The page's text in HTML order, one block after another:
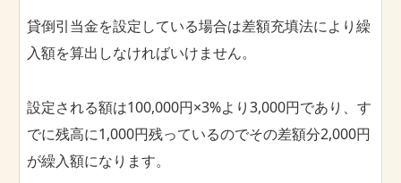
貸倒引当金を設定している場合は差額充填法により繰
入額を算出しなければいけません。
設定される額は100,000円×3%より3,000円であり、す
でに残高に1,000円残っているのでその差額分2,000円
が繰入額になります。